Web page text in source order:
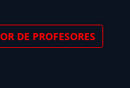
DE PROFESORES